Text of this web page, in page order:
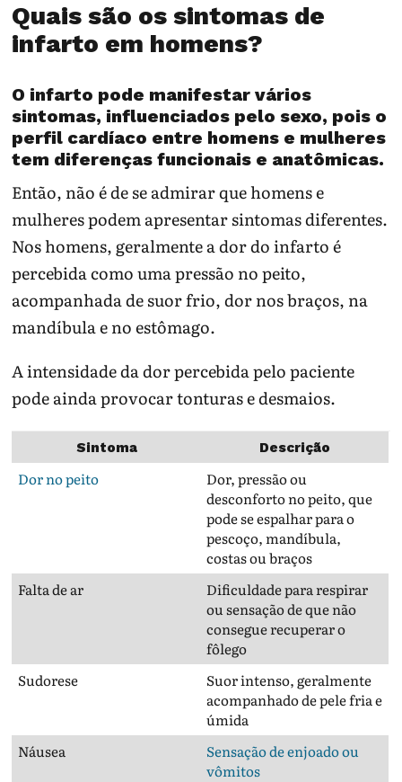
Quais são os sintomas de
infarto em homens?
O infarto pode manifestar vários
sintomas, influenciados pelo sexo, pois o
perfil cardíaco entre homens e mulheres
tem diferenças funcionais e anatômicas.
Então, não é de se admirar que homens e
mulheres podem apresentar sintomas diferentes.
Nos homens, geralmente a dor do infarto é
percebida como uma pressão no peito,
acompanhada de suor frio, dor nos braços, na
mandíbula e no estômago.
A intensidade da dor percebida pelo paciente
pode ainda provocar tonturas e desmaios.
Sintoma Descrição
Dor no peito
Dor, pressão ou
desconforto no peito, que
pode se espalhar para o
pescoço, mandíbula,
costas ou braços
Falta de ar
Dificuldade para respirar
ou sensação de que não
consegue recuperar o
fôlego
Sudorese
Suor intenso, geralmente
acompanhado de pele fria e
úmida
Náusea
Sensação de enjoado ou
vômitos